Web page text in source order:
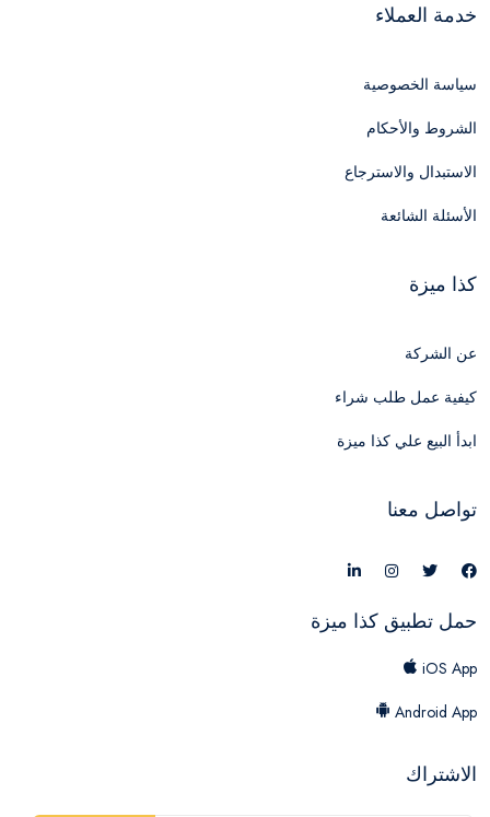
خدمة العملاء
سياسة الخصوصية
الشروط والأحكام
الاستبدال والاسترجاع
الأسئلة الشائعة
كذا ميزة
عن الشركة
كيفية عمل طلب شراء
ابدأ البيع علي كذا ميزة
تواصل معنا
حمل تطبيق كذا ميزة
iOS App
Android App
الاشتراك